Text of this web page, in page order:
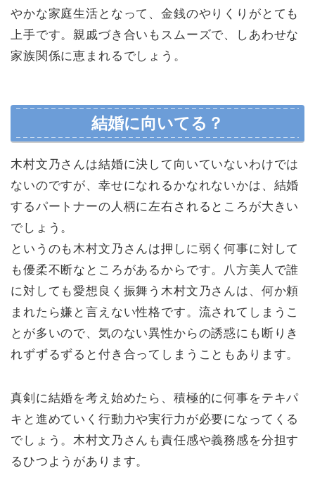
やかな家庭生活となって、金銭のやりくりがとても
上手です。親戚づき合いもスムーズで、しあわせな
家族関係に恵まれるでしょう。
結婚に向いてる？
木村文乃さんは結婚に決して向いていないわけでは
ないのですが、幸せになれるかなれないかは、結婚
するパートナーの人柄に左右されるところが大きい
でしょう。
というのも木村文乃さんは押しに弱く何事に対して
も優柔不断なところがあるからです。八方美人で誰
に対しても愛想良く振舞う木村文乃さんは、何か頼
まれたら嫌と言えない性格です。流されてしまうこ
とが多いので、気のない異性からの誘惑にも断りき
れずずるずると付き合ってしまうこともあります。
真剣に結婚を考え始めたら、積極的に何事をテキパ
キと進めていく行動力や実行力が必要になってくる
でしょう。木村文乃さんも責任感や義務感を分担す
るひつようがあります。